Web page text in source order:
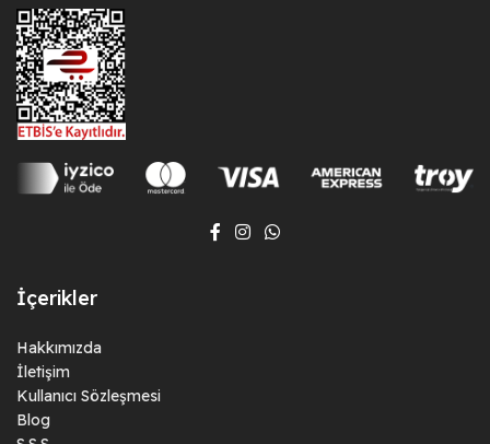
İçerikler
Hakkımızda
İletişim
Kullanıcı Sözleşmesi
Blog